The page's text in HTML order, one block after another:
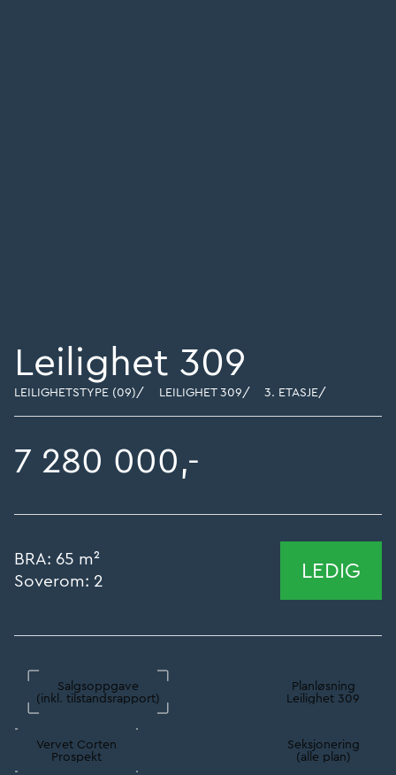
Leilighet 309
LEILIGHETSTYPE (09)/ LEILIGHET 309/ 3. ETASJE/
7 280 000,-
BRA: 65 m²
Soverom: 2 LEDIG
Salgsoppgave
(inkl. tilstandsrapport)
Planløsning
Leilighet 309
Vervet Corten
Prospekt
Seksjonering
(alle plan)